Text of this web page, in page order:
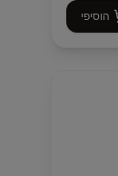
הוסיפי